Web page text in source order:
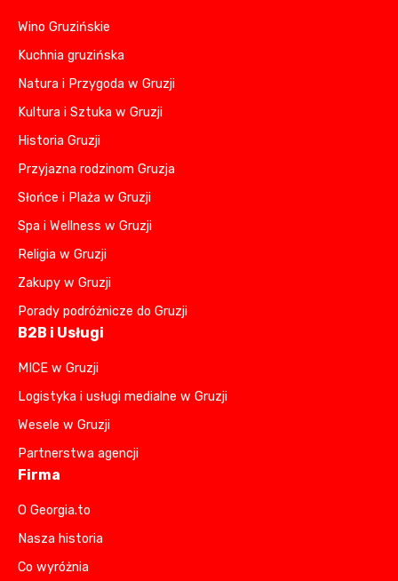
Wino Gruzińskie
Kuchnia gruzińska
Natura i Przygoda w Gruzji
Kultura i Sztuka w Gruzji
Historia Gruzji
Przyjazna rodzinom Gruzja
Słońce i Plaża w Gruzji
Spa i Wellness w Gruzji
Religia w Gruzji
Zakupy w Gruzji
Porady podróżnicze do Gruzji
B2B i Usługi
MICE w Gruzji
Logistyka i usługi medialne w Gruzji
Wesele w Gruzji
Partnerstwa agencji
Firma
O Georgia.to
Nasza historia
Co wyróżnia